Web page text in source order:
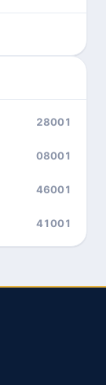
28001
08001
46001
41001